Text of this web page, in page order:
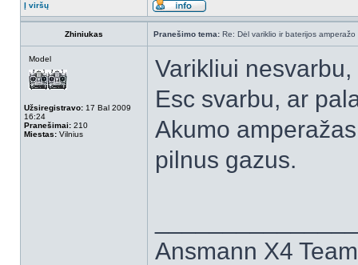
Į viršų
Zhiniukas Pranešimo tema: Re: Dėl variklio ir baterijos amperažo
Model
Užsiregistravo: 17 Bal 2009
16:24
Pranešimai: 210
Miestas: Vilnius
Varikliui
Esc svarbu, ar
Akumo
pilnus gazus.
Ansmann X4